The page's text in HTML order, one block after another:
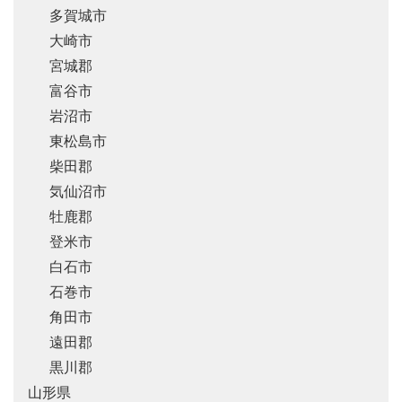
多賀城市
大崎市
宮城郡
富谷市
岩沼市
東松島市
柴田郡
気仙沼市
牡鹿郡
登米市
白石市
石巻市
角田市
遠田郡
黒川郡
山形県